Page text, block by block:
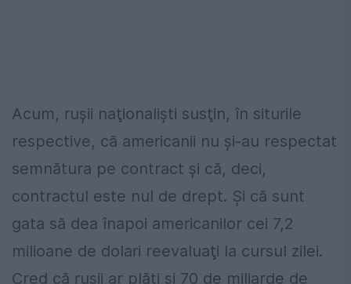
Acum, ruşii naţionalişti susţin, în siturile
respective, că americanii nu şi-au respectat
semnătura pe contract şi că, deci,
contractul este nul de drept. Şi că sunt
gata să dea înapoi americanilor cei 7,2
milioane de dolari reevaluaţi la cursul zilei.
Cred că ruşii ar plăti şi 70 de miliarde de